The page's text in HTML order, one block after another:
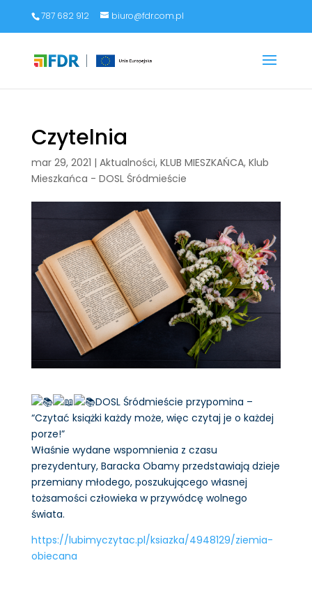
787 682 912 biuro@fdr.com.pl
Czytelnia
mar 29, 2021 | Aktualności, KLUB MIESZKAŃCA, Klub
Mieszkańca - DOSL Śródmieście
DOSL Śródmieście przypomina –
“Czytać książki każdy może, więc czytaj je o każdej
porze!”
Właśnie wydane wspomnienia z czasu
prezydentury, Baracka Obamy przedstawiają dzieje
przemiany młodego, poszukującego własnej
tożsamości człowieka w przywódcę wolnego
świata.
https://lubimyczytac.pl/ksiazka/4948129/ziemia-
obiecana